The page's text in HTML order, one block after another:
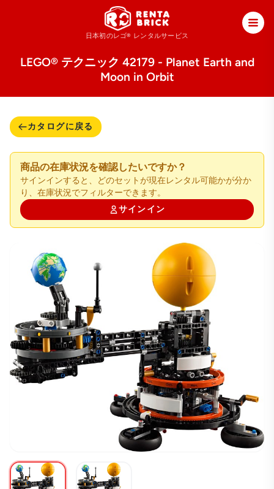
日本初のレゴ® レンタルサービス
LEGO® テクニック 42179 - Planet Earth and
Moon in Orbit
カタログに戻る
商品の在庫状況を確認したいですか？
サインインすると、どのセットが現在レンタル可能かが分か
り、在庫状況でフィルターできます。
サインイン